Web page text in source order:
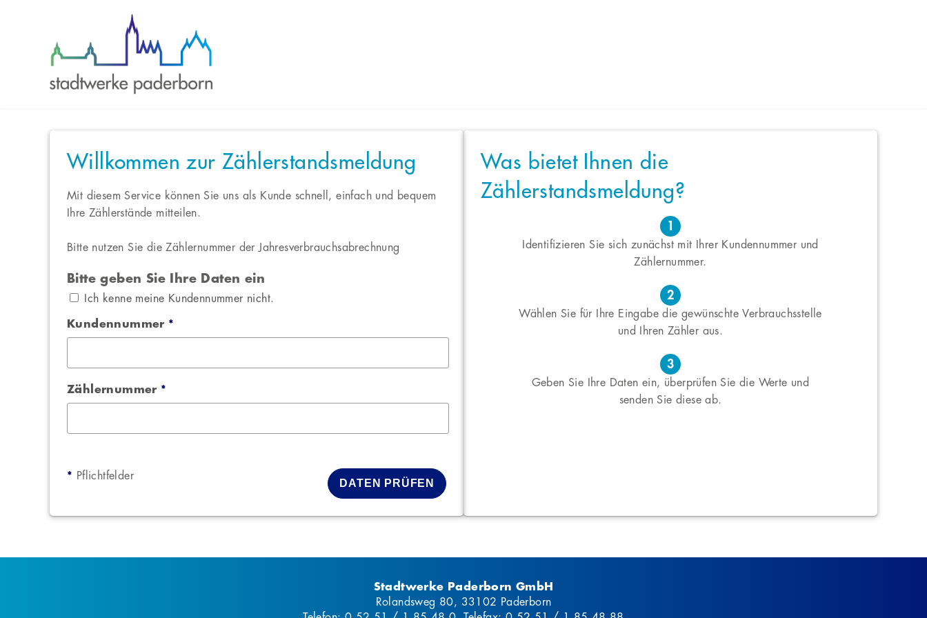
Willkommen zur Zählerstandsmeldung
Mit diesem Service können Sie uns als Kunde schnell, einfach und bequem
Ihre Zählerstände mitteilen.
Bitte nutzen Sie die Zählernummer der Jahresverbrauchsabrechnung
Bitte geben Sie Ihre Daten ein
Ich kenne meine Kundennummer nicht.
Kundennummer *
Zählernummer *
* Pflichtfelder
Was bietet Ihnen die
Zählerstandsmeldung?
1
Identifizieren Sie sich zunächst mit Ihrer Kundennummer und
Zählernummer.
2
Wählen Sie für Ihre Eingabe die gewünschte Verbrauchsstelle
und Ihren Zähler aus.
3
Geben Sie Ihre Daten ein, überprüfen Sie die Werte und
senden Sie diese ab.
Stadtwerke Paderborn GmbH
Rolandsweg 80, 33102 Paderborn